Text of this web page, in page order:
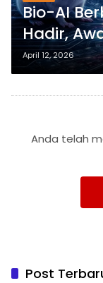
Bio-AI
Hadir,
April 12, 2026
Anda telah
Post